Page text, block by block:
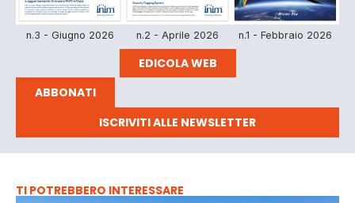
n.3 - Giugno 2026 n.2 - Aprile 2026 n.1 - Febbraio 2026
EDICOLA WEB
ABBONATI
ISCRIVITI ALLE NEWSLETTER
TI POTREBBERO INTERESSARE